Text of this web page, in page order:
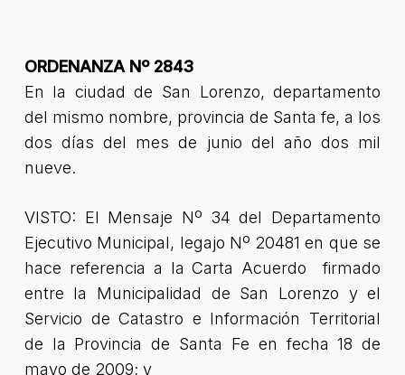
ORDENANZA Nº 2843
En la ciudad de San Lorenzo, departamento
del mismo nombre, provincia de Santa fe, a los
dos días del mes de junio del año dos mil
nueve.
VISTO: El Mensaje Nº 34 del Departamento
Ejecutivo Municipal, legajo Nº 20481 en que se
hace referencia a la Carta Acuerdo firmado
entre la Municipalidad de San Lorenzo y el
Servicio de Catastro e Información Territorial
de la Provincia de Santa Fe en fecha 18 de
mayo de 2009; y